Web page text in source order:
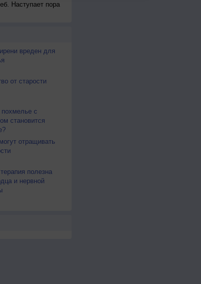
Наступает пора
вреден для
от старости
с
становится
отращивать
полезна
и нервной